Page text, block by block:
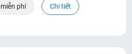
phí Chi tiết